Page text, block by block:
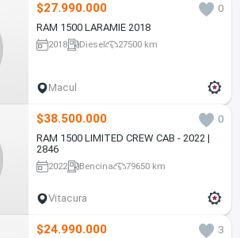
$27.990.000
0
RAM 1500 LARAMIE 2018
2018 Diesel 27500 km
Macul
$38.500.000
0
RAM 1500 LIMITED CREW CAB - 2022 |
2846
2022 Bencina 79650 km
Vitacura
$24.990.000 3